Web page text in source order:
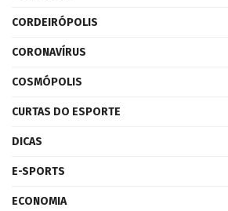
CORDEIRÓPOLIS
CORONAVÍRUS
COSMÓPOLIS
CURTAS DO ESPORTE
DICAS
E-SPORTS
ECONOMIA